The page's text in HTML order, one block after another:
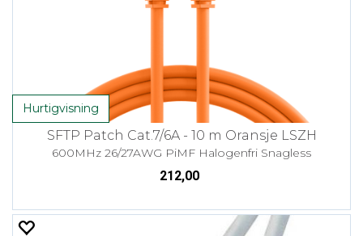
Hurtigvisning
SFTP Patch Cat.7/6A - 10 m Oransje LSZH
600MHz 26/27AWG PiMF Halogenfri Snagless
212,00